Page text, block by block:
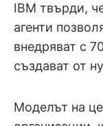
IBM твърди,
агенти
внедряват с
създават от
Моделът на